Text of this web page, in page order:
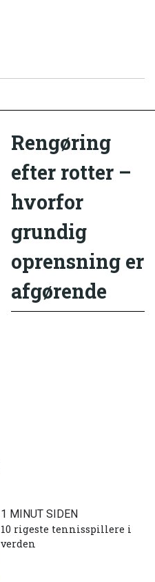
Rengøring
efter rotter –
hvorfor
grundig
oprensning er
afgørende
1 MINUT SIDEN
10 rigeste tennisspillere i
verden